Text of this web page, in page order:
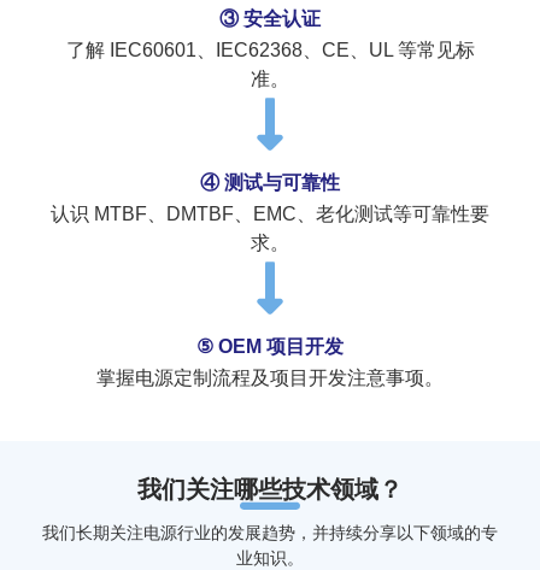
③ 安全认证
了解 IEC60601、IEC62368、CE、UL 等常见标
准。
④ 测试与可靠性
认识 MTBF、DMTBF、EMC、老化测试等可靠性要
求。
⑤ OEM 项目开发
掌握电源定制流程及项目开发注意事项。
我们关注哪些技术领域？
我们长期关注电源行业的发展趋势，并持续分享以下领域的专
业知识。